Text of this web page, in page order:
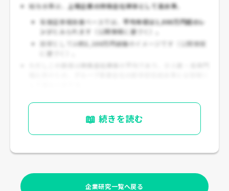
給与水準は、 上場企業の持株会社単体として高水準。
有価証券報告書ベースでは、 平均年収は1,000万円超のレ
ンジ
とみられます（公開情報に基づく）。
目安としては約1,100万円前後のイメージです（公開情報
に基づく）。
📖 続きを読む
企業研究一覧へ戻る